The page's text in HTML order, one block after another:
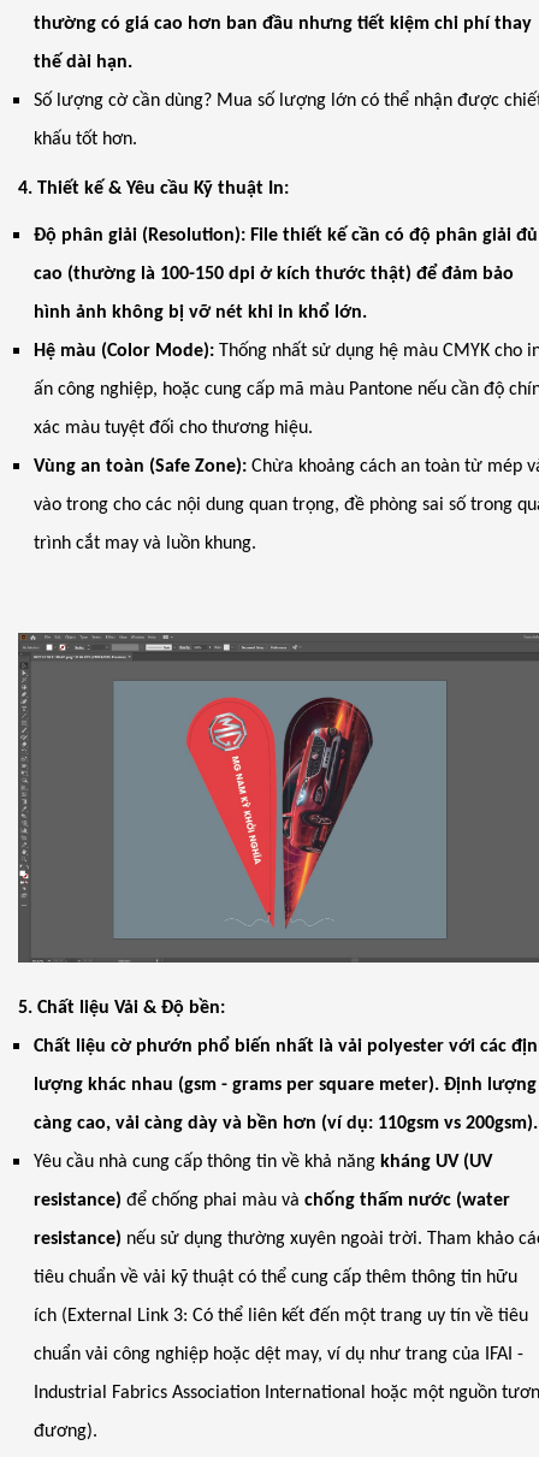
thường có giá cao hơn ban đầu nhưng tiết kiệm chi phí thay
thế dài hạn.
Số lượng cờ cần dùng? Mua số lượng lớn có thể nhận được
khấu tốt hơn.
4. Thiết kế & Yêu cầu Kỹ thuật In:
Độ phân giải (Resolution): File thiết kế cần có độ phân giải đủ
cao (thường là 100-150 dpi ở kích thước thật) để đảm bảo
hình ảnh không bị vỡ nét khi in khổ lớn.
Hệ màu (Color Mode): Thống nhất sử dụng hệ màu CMYK cho
ấn công nghiệp, hoặc cung cấp mã màu Pantone nếu cần độ
xác màu tuyệt đối cho thương hiệu.
Vùng an toàn (Safe Zone): Chừa khoảng cách an toàn từ mép
vào trong cho các nội dung quan trọng, đề phòng sai số trong
trình cắt may và luồn khung.
5. Chất liệu Vải & Độ bền:
Chất liệu cờ phướn phổ biến nhất là vải polyester với các
lượng khác nhau (gsm - grams per square meter). Định lượng
càng cao, vải càng dày và bền hơn (ví dụ: 110gsm vs 200gsm).
Yêu cầu nhà cung cấp thông tin về khả năng kháng UV (UV
resistance) để chống phai màu vàchống thấm nước (water
resistance) nếu sử dụng thường xuyên ngoài trời. Tham khảo
tiêu chuẩn về vải kỹ thuật có thể cung cấp thêm thông tin hữu
ích (External Link 3: Có thể liên kết đến một trang uy tín về tiêu
chuẩn vải công nghiệp hoặc dệt may, ví dụ như trang của IFAI -
Industrial Fabrics Association International hoặc một nguồn
đương).